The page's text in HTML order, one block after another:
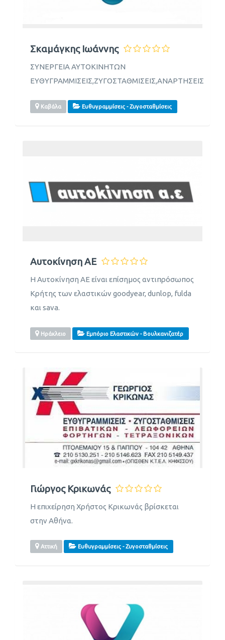
Σκαμάγκης Ιωάννης
ΣΥΝΕΡΓΕΙΑ ΑΥΤΟΚΙΝΗΤΩΝ
ΕΥΘΥΓΡΑΜΜΙΣΕΙΣ,ΖΥΓΟΣΤΑΘΜΙΣΕΙΣ,ΑΝΑΡΤΗΣΕΙΣ
Καβάλα Ευθυγραμμίσεις - Ζυγοσταθμίσεις
Αυτοκίνηση ΑΕ
Η Αυτοκίνηση ΑΕ είναι επίσημος αντιπρόσωπος
Κρήτης των ελαστικών goodyear, dunlop, fulda
και sava.
Ηράκλειο Εμπόριο Ελαστικών - Βουλκανιζατέρ
Γιώργος Κρικωνάς
Η επιχείρηση Χρήστος Κρικωνάς βρίσκεται
στην Αθήνα.
Αττική Ευθυγραμμίσεις - Ζυγοσταθμίσεις